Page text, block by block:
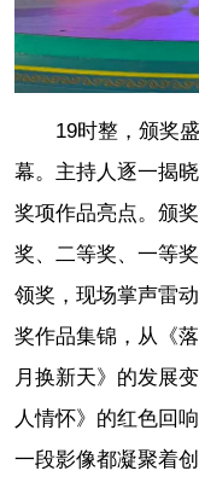
19时整，颁奖
幕。主持人逐一揭
奖项作品亮点。颁
奖、二等奖、一等
领奖，现场掌声雷
奖作品集锦，从《
月换新天》的发展
人情怀》的红色回
一段影像都凝聚着